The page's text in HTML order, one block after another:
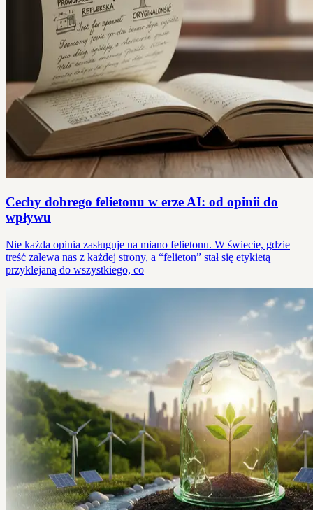
Cechy dobrego felietonu w erze AI: od opinii do
wpływu
Nie każda opinia zasługuje na miano felietonu. W świecie, gdzie
treść zalewa nas z każdej strony, a “felieton” stał się etykietą
przyklejaną do wszystkiego, co